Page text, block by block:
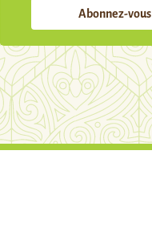
Abonnez-vous